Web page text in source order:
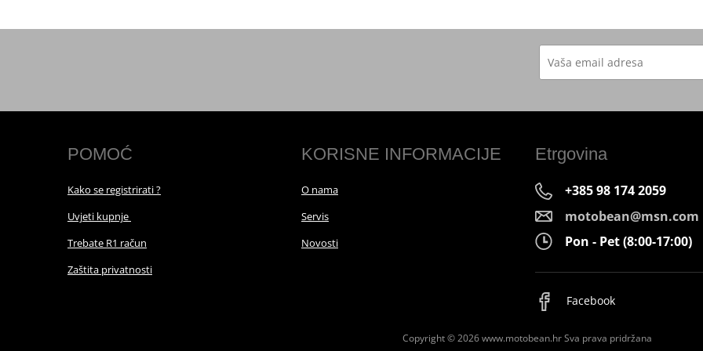
POMOĆ
Kako se registrirati ?
Uvjeti kupnje
Trebate R1 račun
Zaštita privatnosti
KORISNE INFORMACIJE
O nama
Servis
Novosti
Etrgovina
+385 98 174 2059
motobean@msn.com
Pon - Pet (8:00-17:00)
Facebook
Copyright © 2026 www.motobean.hrSva prava pridržana